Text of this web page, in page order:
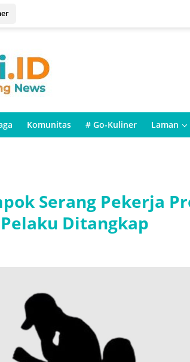
Komunitas # Go-Kuliner Laman
Serang Pekerja
Ditangkap